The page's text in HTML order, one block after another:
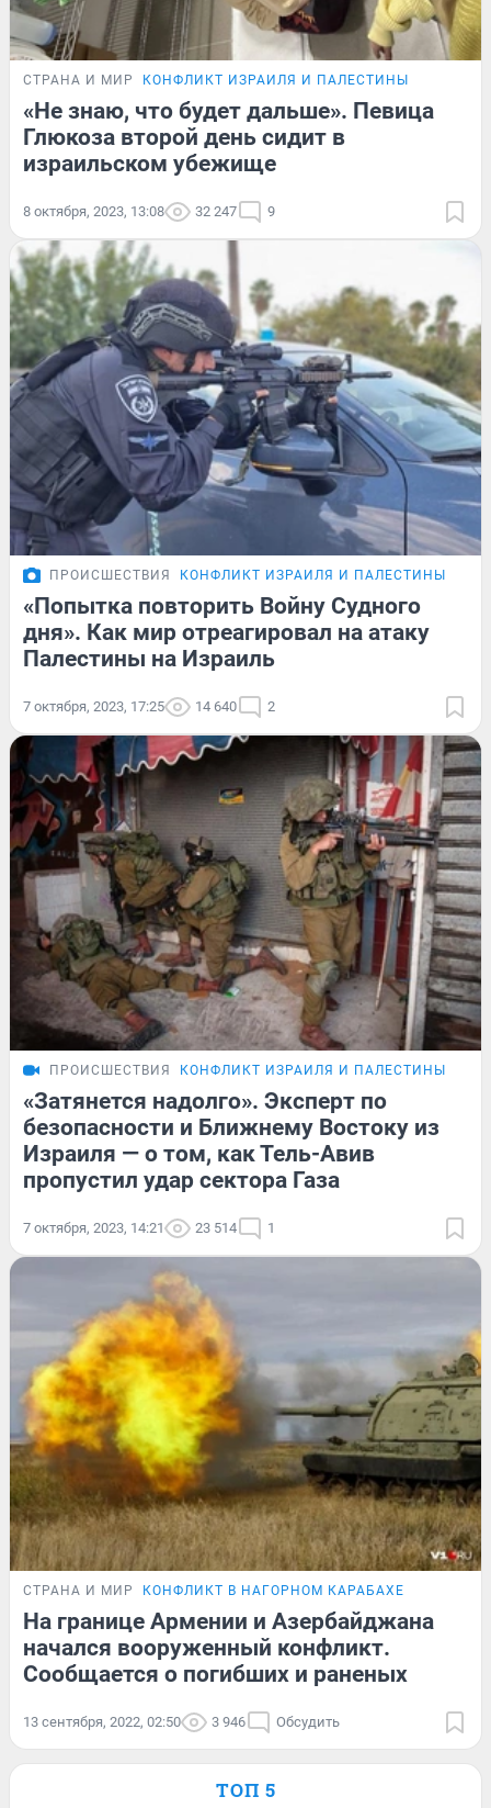
СТРАНА И МИР КОНФЛИКТ ИЗРАИЛЯ И ПАЛЕСТИНЫ
«Не знаю, что будет дальше». Певица
Глюкоза второй день сидит в
израильском убежище
8 октября, 2023, 13:08 32 247 9
ПРОИСШЕСТВИЯ КОНФЛИКТ ИЗРАИЛЯ И ПАЛЕСТИНЫ
«Попытка повторить Войну Судного
дня». Как мир отреагировал на атаку
Палестины на Израиль
7 октября, 2023, 17:25 14 640 2
ПРОИСШЕСТВИЯ КОНФЛИКТ ИЗРАИЛЯ И ПАЛЕСТИНЫ
«Затянется надолго». Эксперт по
безопасности и Ближнему Востоку из
Израиля — о том, как Тель-Авив
пропустил удар сектора Газа
7 октября, 2023, 14:21 23 514 1
СТРАНА И МИР КОНФЛИКТ В НАГОРНОМ КАРАБАХЕ
На границе Армении и Азербайджана
начался вооруженный конфликт.
Сообщается о погибших и раненых
13 сентября, 2022, 02:50 3 946 Обсудить
ТОП 5